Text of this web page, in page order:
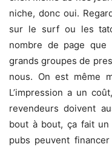
niche, donc oui.
sur le surf ou les
nombre de page
grands groupes de
nous. On est même
L’impression a un
revendeurs doivent
bout à bout, ça fait
pubs peuvent